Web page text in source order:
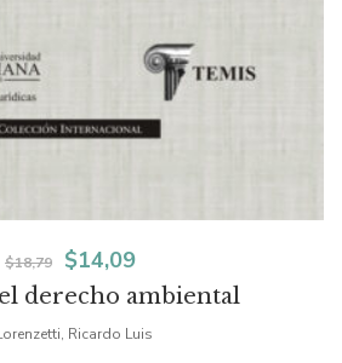
derecho ambiental
$18,79
El
precio
original
$14,09El
precio
actual
Ricardo Luis